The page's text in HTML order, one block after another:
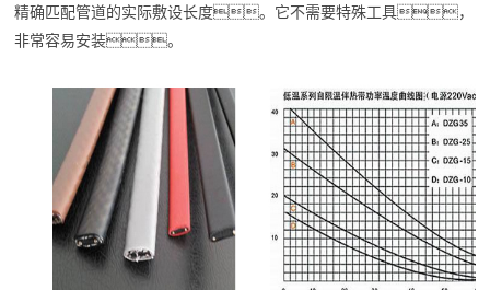
精确匹配管道的实际敷设长度。它不需要特殊工具，
非常容易安装。